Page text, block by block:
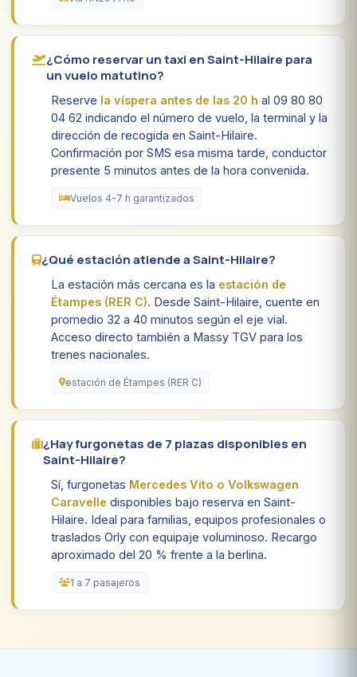
¿Cómo reservar un taxi en Saint-Hilaire para
un vuelo matutino?
Reserve la víspera antes de las 20 h al 09 80 80
04 62 indicando el número de vuelo, la terminal y la
dirección de recogida en Saint-Hilaire.
Confirmación por SMS esa misma tarde, conductor
presente 5 minutos antes de la hora convenida.
Vuelos 4-7 h garantizados
¿Qué estación atiende a Saint-Hilaire?
La estación más cercana es la estación de
Étampes (RER C). Desde Saint-Hilaire, cuente en
promedio 32 a 40 minutos según el eje vial.
Acceso directo también a Massy TGV para los
trenes nacionales.
estación de Étampes (RER C)
¿Hay furgonetas de 7 plazas disponibles en
Saint-Hilaire?
Sí, furgonetas Mercedes Vito o Volkswagen
Caravelle disponibles bajo reserva en Saint-
Hilaire. Ideal para familias, equipos profesionales o
traslados Orly con equipaje voluminoso. Recargo
aproximado del 20 % frente a la berlina.
1 a 7 pasajeros